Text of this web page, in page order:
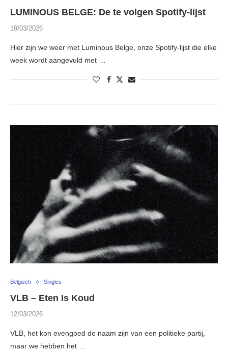
LUMINOUS BELGE: De te volgen Spotify-lijst
19/03/2026
Hier zijn we weer met Luminous Belge, onze Spotify-lijst die elke
week wordt aangevuld met …
Belgisch Singles
VLB – Eten Is Koud
12/03/2026
VLB, het kon evengoed de naam zijn van een politieke partij,
maar we hebben het …